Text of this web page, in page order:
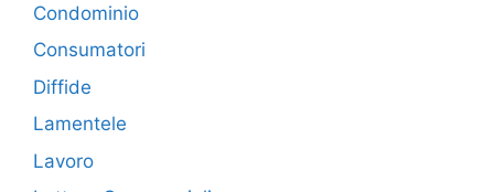
Condominio
Consumatori
Diffide
Lamentele
Lavoro